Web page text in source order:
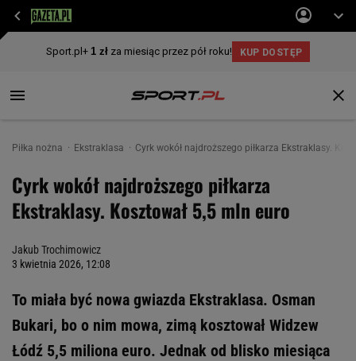
Piłka nożna Ekstraklasa Cyrk wokół najdroższego piłkarza Ekstraklasy.
Cyrk wokół najdroższego piłkarza
Ekstraklasy. Kosztował 5,5 mln euro
Jakub Trochimowicz
3 kwietnia 2026, 12:08
To miała być nowa gwiazda Ekstraklasa. Osman
Bukari, bo o nim mowa, zimą kosztował Widzew
Łódź 5,5 miliona euro. Jednak od blisko miesiąca